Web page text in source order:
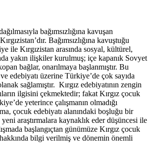
bağımsızlığına kavuşan
Bağımsızlığına kavuştuğu
ile Kırgızistan arasında sosyal, kültürel,
yakın ilişkiler kurulmuş; içe kapanık Sovyet
bağlar, onarılmaya başlanmıştır. Bu
edebiyatı üzerine Türkiye’de çok sayıda
sağlamıştır. Kırgız edebiyatının zengin
ilgisini çekmektedir; fakat Kırgız çocuk
yeterince çalışmanın olmadığı
çocuk edebiyatı alanındaki boşluğu bir
yeni araştırmalara kaynaklık eder düşüncesi ile
başlangıçtan günümüze Kırgız çocuk
bilgi verilmiş ve dönemin önemli